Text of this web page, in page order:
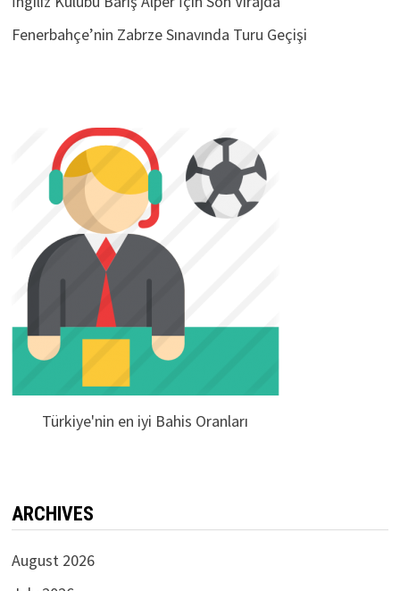
İngiliz Kulübü Barış Alper İçin Son Virajda
Fenerbahçe’nin Zabrze Sınavında Turu Geçişi
Türkiye'nin en iyi Bahis Oranları
ARCHIVES
August 2026